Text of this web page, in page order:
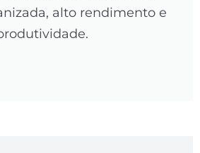
alto rendimento e